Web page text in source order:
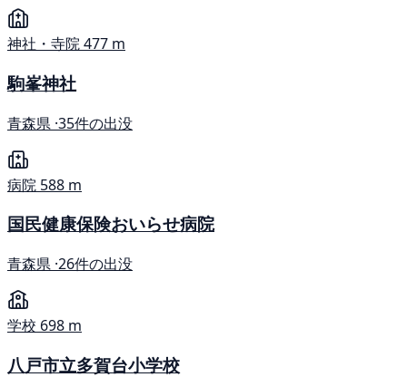
神社・寺院477 m
駒峯神社
青森県 ·35件の出没
病院 588 m
国民健康保険おいらせ病院
青森県 ·26件の出没
学校 698 m
八戸市立多賀台小学校